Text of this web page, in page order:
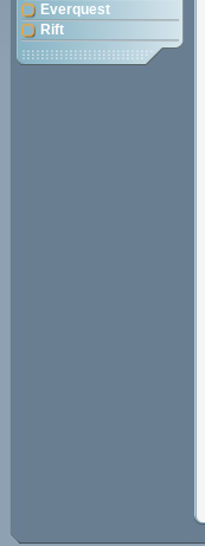
Everquest
Rift